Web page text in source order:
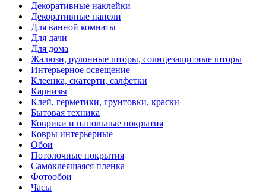
Декоративные наклейки
Декоративные панели
Для ванной комнаты
Для дачи
Для дома
Жалюзи, рулонные шторы, солнцезащитные шторы
Интерьерное освещение
Клеенка, скатерти, салфетки
Карнизы
Клей, герметики, грунтовки, краски
Бытовая техника
Коврики и напольные покрытия
Ковры интерьерные
Обои
Потолочные покрытия
Самоклеящаяся пленка
Фотообои
Часы